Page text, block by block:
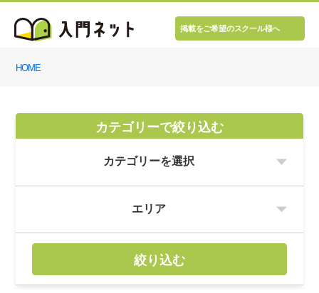
掲載をご希望のスクール様へ
HOME
カテゴリーで絞り込む
絞り込む